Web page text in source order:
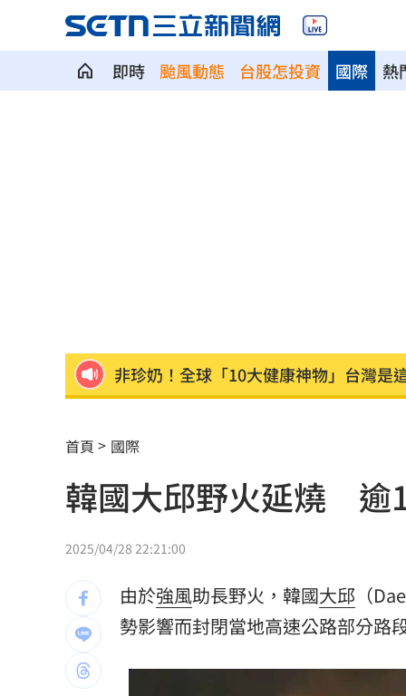
即時 颱風動態 台股怎投資 熱
國際
非珍奶！全球「10大健康神物」台灣是
藍重提統一論述 徐國勇轟：呼應北京
中颱白海豚逼近 喜來登大飯店圍籬突
小煜離婚後首個父親節 一句話逼哭網
男星陳屍河中 背包藏20kg水泥塊死因
白海豚豪雨開炸！大全聯搶1元蔬菜
新／7縣市大雨特報 大雷雨最新警戒區
首頁 國際
韓國大邱野火延燒 逾
2025/04/28 22:21:00
由於強風助長野火，韓國大邱 （
勢影響而封閉當地高速公路部分路